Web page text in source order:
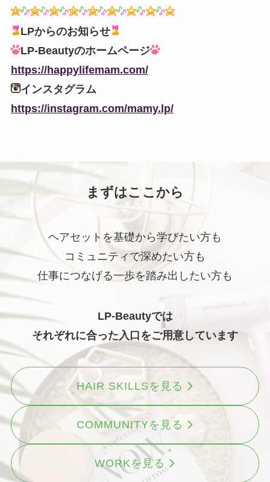
LPからのお知らせ
LP-Beautyのホームページ
https://happylifemam.com/
インスタグラム
https://instagram.com/mamy.lp/
まずはここから
ヘアセットを基礎から学びたい方も
コミュニティで深めたい方も
仕事につなげる一歩を踏み出したい方も
LP-Beautyでは
それぞれに合った入口をご用意しています
HAIR SKILLSを見る
COMMUNITYを見る
WORKを見る